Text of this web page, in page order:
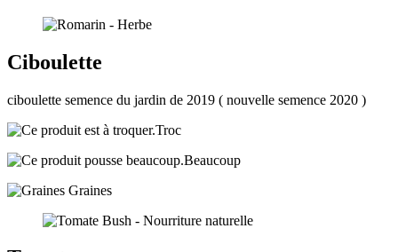
Ciboulette
ciboulette semence du jardin de 2019 ( nouvelle semence 2020 )
Troc
Beaucoup
Graines